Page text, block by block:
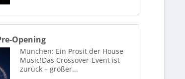
AnnenMayKantereit
Arlo Parks
Artem Pivovarov
Atif Aslam
Opening
München: Ein Prosit der House
Music!Das Crossover-Event ist
zurück – größer...